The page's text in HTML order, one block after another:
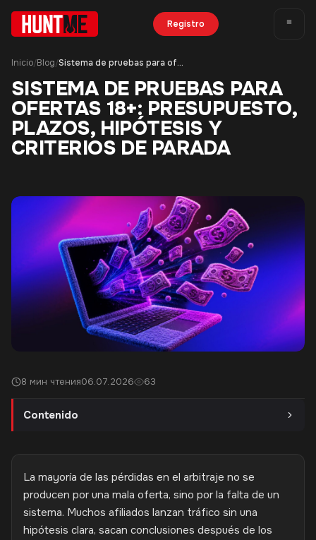
Registro
Inicio/Blog/ Sistema de pruebas para ofertas 18+: presupuesto, plazos, hipótesis y criterios de parada
SISTEMA DE PRUEBAS PARA
OFERTAS 18+: PRESUPUESTO,
PLAZOS, HIPÓTESIS Y
CRITERIOS DE PARADA
8 мин чтения06.07.2026 63
Contenido
La mayoría de las pérdidas en el arbitraje no se
producen por una mala oferta, sino por la falta de un
sistema. Muchos afiliados lanzan tráfico sin una
hipótesis clara, sacan conclusiones después de los